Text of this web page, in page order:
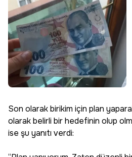
Son olarak birikim için plan
olarak belirli bir hedefinin olup
ise şu yanıtı verdi: